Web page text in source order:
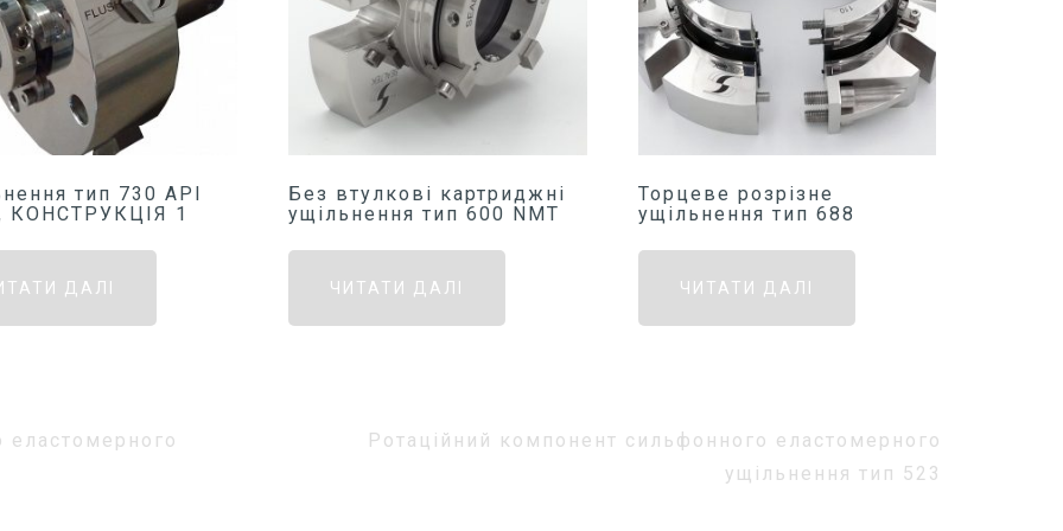
тип 730 API
КОНСТРУКЦІЯ 1
ДАЛІ
Без втулкові картриджні
ущільнення тип 600 NMT
ЧИТАТИ ДАЛІ
Торцеве розрізне
ущільнення тип 688
ЧИТАТИ ДАЛІ
еластомерного
Ротаційний компонент сильфонного еластомерного
ущільнення тип 523